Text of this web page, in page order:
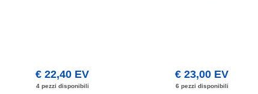
€ 22,40 EV
4 pezzi disponibili
€ 23,00 EV
6 pezzi disponibili